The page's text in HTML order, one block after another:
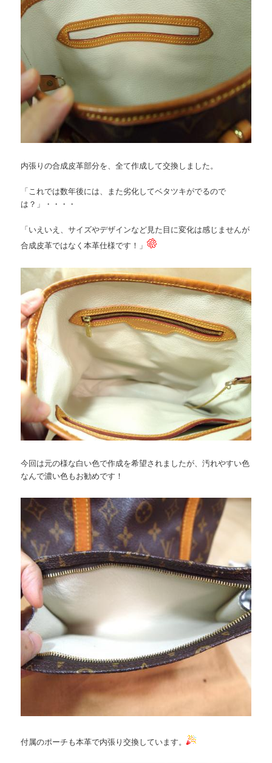
内張りの合成皮革部分を、全て作成して交換しました。
「これでは数年後には、また劣化してベタツキがでるので
は？」・・・・
「いえいえ、サイズやデザインなど見た目に変化は感じませんが
合成皮革ではなく本革仕様です！」
今回は元の様な白い色で作成を希望されましたが、汚れやすい色
なんで濃い色もお勧めです！
付属のポーチも本革で内張り交換しています。